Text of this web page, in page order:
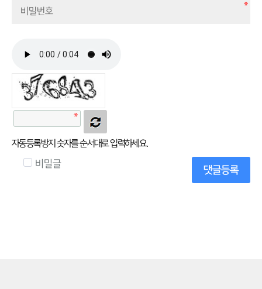
자동등록방지 숫자를 순서대로 입력하세요.
비밀글 댓글등록